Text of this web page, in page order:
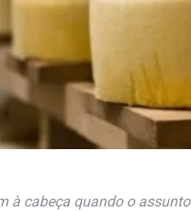
à cabeça quando o